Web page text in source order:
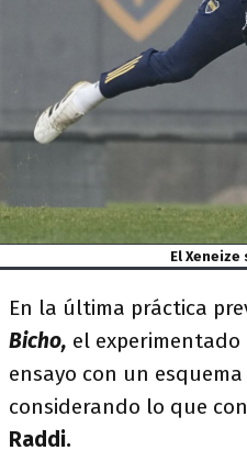
El Xeneize
En la última práctica
Bicho, el
ensayo con un esquema
considerando lo que
Raddi.